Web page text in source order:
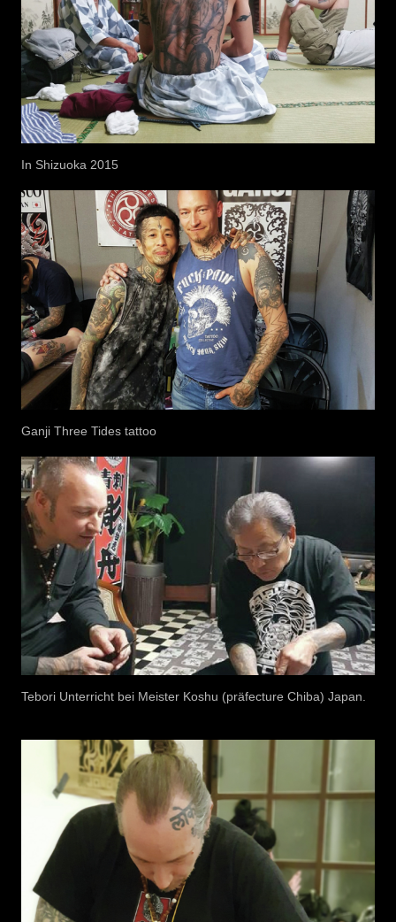
In Shizuoka 2015
Ganji Three Tides tattoo
Tebori Unterricht bei Meister Koshu (präfecture Chiba) Japan.